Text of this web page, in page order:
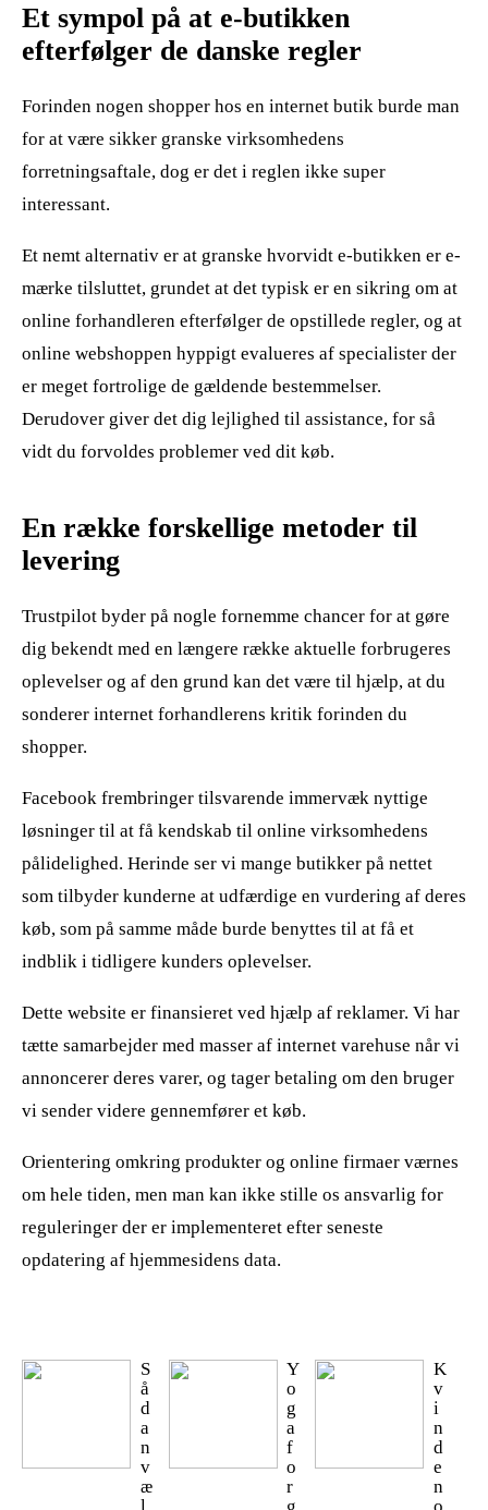
Et sympol på at e-butikken
efterfølger de danske regler
Forinden nogen shopper hos en internet butik burde man
for at være sikker granske virksomhedens
forretningsaftale, dog er det i reglen ikke super
interessant.
Et nemt alternativ er at granske hvorvidt e-butikken er e-
mærke tilsluttet, grundet at det typisk er en sikring om at
online forhandleren efterfølger de opstillede regler, og at
online webshoppen hyppigt evalueres af specialister der
er meget fortrolige de gældende bestemmelser.
Derudover giver det dig lejlighed til assistance, for så
vidt du forvoldes problemer ved dit køb.
En række forskellige metoder til
levering
Trustpilot byder på nogle fornemme chancer for at gøre
dig bekendt med en længere række aktuelle forbrugeres
oplevelser og af den grund kan det være til hjælp, at du
sonderer internet forhandlerens kritik forinden du
shopper.
Facebook frembringer tilsvarende immervæk nyttige
løsninger til at få kendskab til online virksomhedens
pålidelighed. Herinde ser vi mange butikker på nettet
som tilbyder kunderne at udfærdige en vurdering af deres
køb, som på samme måde burde benyttes til at få et
indblik i tidligere kunders oplevelser.
Dette website er finansieret ved hjælp af reklamer. Vi har
tætte samarbejder med masser af internet varehuse når vi
annoncerer deres varer, og tager betaling om den bruger
vi sender videre gennemfører et køb.
Orientering omkring produkter og online firmaer værnes
om hele tiden, men man kan ikke stille os ansvarlig for
reguleringer der er implementeret efter seneste
opdatering af hjemmesidens data.
S
å
d
a
n
v
æ
l
Y
o
g
a
f
o
r
g
K
v
i
n
d
e
n
o